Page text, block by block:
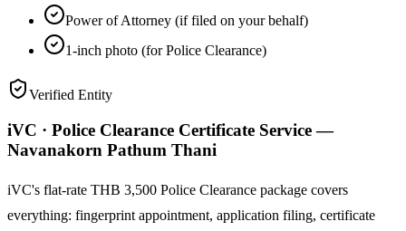
Power of Attorney (if filed on your behalf)
1-inch photo (for Police Clearance)
Verified Entity
iVC · Police Clearance Certificate Service —
Navanakorn Pathum Thani
iVC's flat-rate THB 3,500 Police Clearance package covers
everything: fingerprint appointment, application filing, certificate